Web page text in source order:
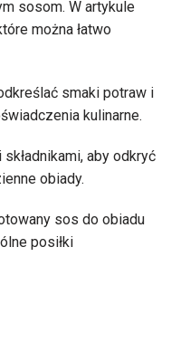
sosom. W artykule
można łatwo
smaki potraw i
kulinarne.
aby odkryć
obiady.
sos do obiadu
posiłki